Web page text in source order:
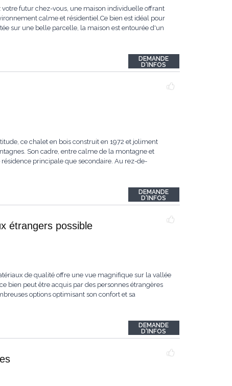
futur chez-vous, une maison individuelle offrant
calme et résidentiel.Ce bien est idéal pour
sur une belle parcelle, la maison est entourée d'un
DEMANDE
D'INFOS
ce chalet en bois construit en 1972 et joliment
Son cadre, entre calme de la montagne et
principale que secondaire. Au rez-de-
DEMANDE
D'INFOS
étrangers possible
de qualité offre une vue magnifique sur la vallée
bien peut être acquis par des personnes étrangères
options optimisant son confort et sa
DEMANDE
D'INFOS